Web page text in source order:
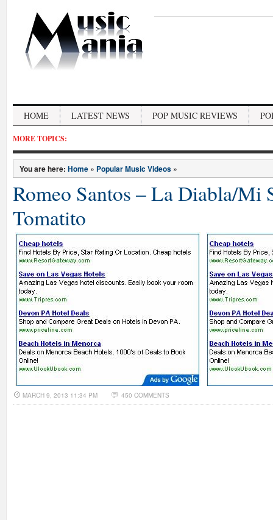
HOME LATEST NEWS POP MUSIC REVIEWS
MORE TOPICS:
You are here: Home » Popular Music Videos »
Romeo Santos – La Diabla/Mi
Tomatito
MARCH 9, 2013 11:34 PM 450 COMMENTS